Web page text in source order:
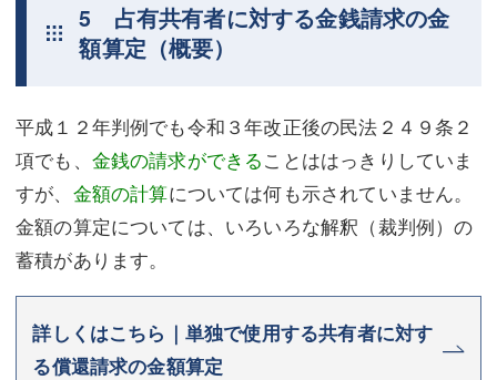
5 占有共有者に対する金銭請求の金
額算定（概要）
平成１２年判例でも令和３年改正後の民法２４９条２
項でも、 金銭の請求ができることははっきりしていま
すが、 金額の計算については何も示されていません。
金額の算定については、いろいろな解釈（裁判例）の
蓄積があります。
詳しくはこちら｜単独で使用する共有者に対す
る償還請求の金額算定